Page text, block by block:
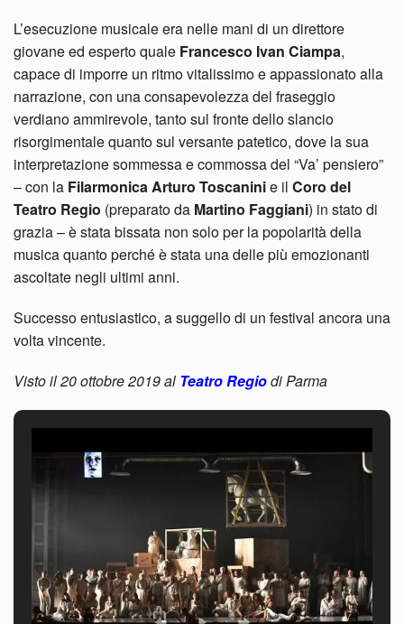
L’esecuzione musicale era nelle mani di un direttore
giovane ed esperto quale Francesco Ivan Ciampa,
capace di imporre un ritmo vitalissimo e appassionato alla
narrazione, con una consapevolezza del fraseggio
verdiano ammirevole, tanto sul fronte dello slancio
risorgimentale quanto sul versante patetico, dove la sua
interpretazione sommessa e commossa del “Va’ pensiero”
– con la Filarmonica Arturo Toscaninie il Coro del
Teatro Regio (preparato da Martino Faggiani) in stato di
grazia – è stata bissata non solo per la popolarità della
musica quanto perché è stata una delle più emozionanti
ascoltate negli ultimi anni.
Successo entusiastico, a suggello di un festival ancora una
volta vincente.
Visto il 20 ottobre 2019 al Teatro Regiodi Parma